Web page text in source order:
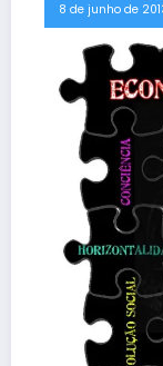
8 de junho de